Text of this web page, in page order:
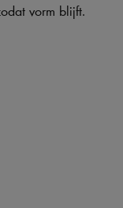
vorm blijft.